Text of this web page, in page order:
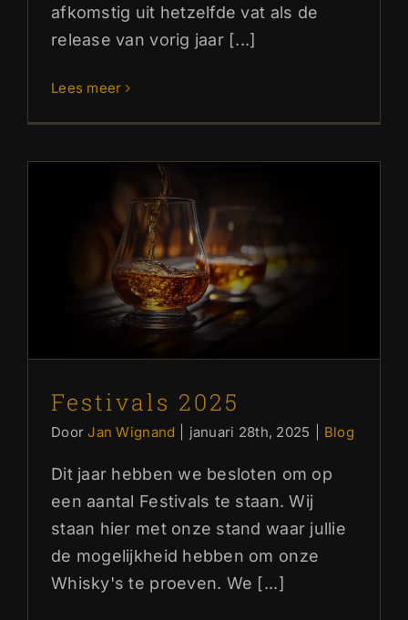
afkomstig uit hetzelfde vat als de
release van vorig jaar [...]
Lees meer
Festivals 2025
Blog
Festivals 2025
DoorJan Wignand januari 28th, 2025 Blog
Dit jaar hebben we besloten om op
een aantal Festivals te staan. Wij
staan hier met onze stand waar jullie
de mogelijkheid hebben om onze
Whisky's te proeven. We [...]